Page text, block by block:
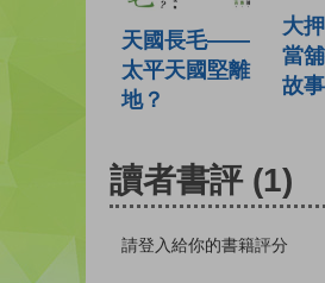
天國長毛——
太平天國堅離
地？
大
當
故事
讀者書評 (1)
請登入給你的書籍評分